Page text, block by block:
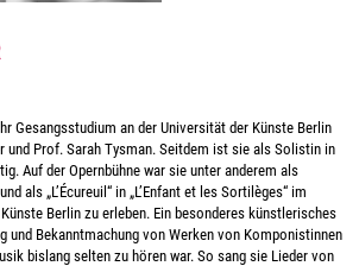
Gesangsstudium an der Universität der Künste Berlin
und Prof. Sarah Tysman. Seitdem ist sie als Solistin in
Auf der Opernbühne war sie unter anderem als
als „L’Écureuil“ in „L’Enfant et les Sortilèges“ im
Berlin zu erleben. Ein besonderes künstlerisches
und Bekanntmachung von Werken von Komponistinnen
bislang selten zu hören war. So sang sie Lieder von